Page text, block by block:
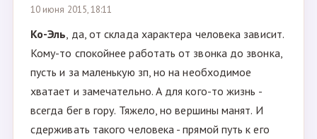
10 июня 2015, 18:11
Ко-Эль, да, от склада характера человека зависит.
Кому-то спокойнее работать от звонка до звонка,
пусть и за маленькую зп, но на необходимое
хватает и замечательно. А для кого-то жизнь -
всегда бег в гору. Тяжело, но вершины манят. И
сдерживать такого человека - прямой путь к его